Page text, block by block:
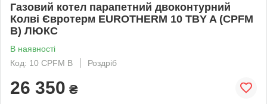
Газовий котел парапетний двоконтурний
Колві Євротерм EUROTHERM 10 TBY A (CPFM
B) ЛЮКС
В наявності
Код: 10 CPFM B
Роздріб
26 350 ₴